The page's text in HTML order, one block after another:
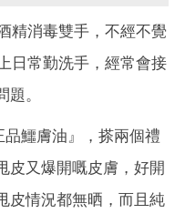
精消毒雙手，不經不覺
日常勤洗手，經常會接
。
鱷膚油』，搽兩個禮
皮又爆開嘅皮膚，好開
皮情況都無晒，而且純